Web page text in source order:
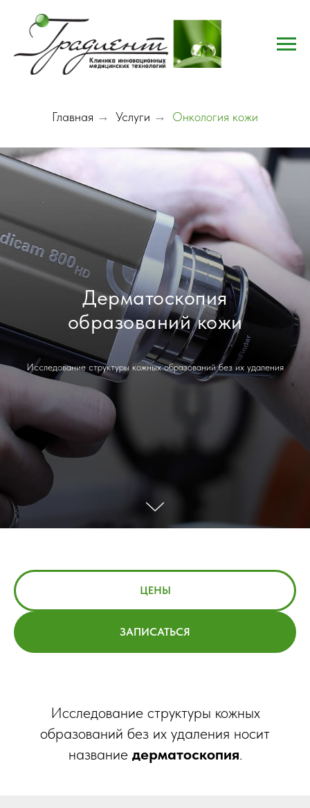
Главная → Услуги → Онкология кожи
Дерматоскопия
образований кожи
Исследование структуры кожных образований без их удаления
ЦЕНЫ
ЗАПИСАТЬСЯ
Исследование структуры кожных
образований без их удаления носит
название дерматоскопия.